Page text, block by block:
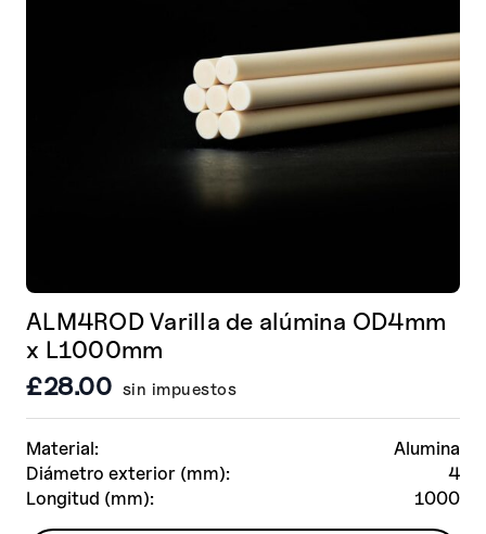
Material:
Alumina
Diámetro exterior (mm):
4
Longitud (mm):
1000
ALM4ROD Varilla de alúmina OD4mm
x L1000mm
£28.00 sin impuestos